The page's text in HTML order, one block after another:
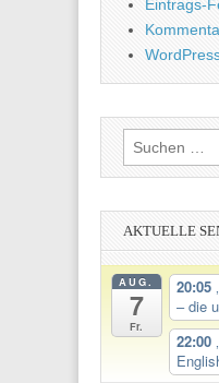
Eintrags-
Suchen
nach:
AKTUELLE
AUG.
7
Fr.
20:05
– die
22:00